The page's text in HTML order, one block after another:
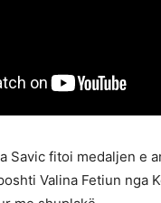
Savic fitoi medaljen e
Valina Fetiun nga